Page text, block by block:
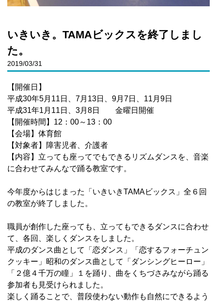
いきいき。TAMAビックスを終了しまし
た。
2019/03/31
【開催日】
平成30年5月11日、7月13日、9月7日、11月9日
平成31年1月11日、3月8日 金曜日開催
【開催時間】12：00～13：00
【会場】体育館
【対象者】障害児者、介護者
【内容】立っても座ってでもできるリズムダンスを、音楽
に合わせてみんなで踊る教室です。
今年度からはじまった「いきいきTAMAビックス」全６回
の教室が終了しました。
職員が創作した座っても、立ってもできるダンスに合わせ
て、各回、楽しくダンスをしました。
平成のダンス曲として「恋ダンス」「恋するフォーチュン
クッキー」昭和のダンス曲として「ダンシングヒーロー」
「２億４千万の瞳」１を踊り、曲をくちづさみながら踊る
参加者も見受けられました。
楽しく踊ることで、普段使わない動作も自然にできるよう